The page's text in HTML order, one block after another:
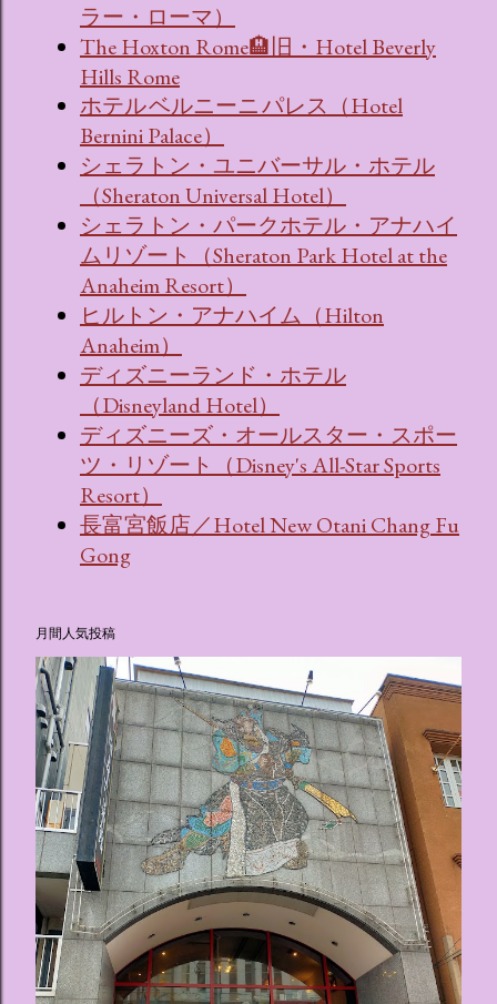
ラー・ローマ）
The Hoxton Rome🏨旧・Hotel Beverly
Hills Rome
ホテル ベルニーニ パレス（Hotel
Bernini Palace）
シェラトン・ユニバーサル・ホテル
（Sheraton Universal Hotel）
シェラトン・パークホテル・アナハイ
ムリゾート（Sheraton Park Hotel at the
Anaheim Resort）
ヒルトン・アナハイム（Hilton
Anaheim）
ディズニーランド・ホテル
（Disneyland Hotel）
ディズニーズ・オールスター・スポー
ツ・リゾート（Disney's All-Star Sports
Resort）
長富宮飯店／Hotel New Otani Chang Fu
Gong
月間人気投稿